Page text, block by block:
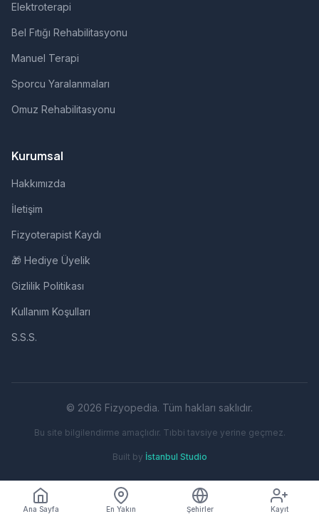
Elektroterapi
Bel Fıtığı Rehabilitasyonu
Manuel Terapi
Sporcu Yaralanmaları
Omuz Rehabilitasyonu
Kurumsal
Hakkımızda
İletişim
Fizyoterapist Kaydı
🎁 Hediye Üyelik
Gizlilik Politikası
Kullanım Koşulları
S.S.S.
© 2026 Fizyopedia. Tüm hakları saklıdır.
Bu site bilgilendirme amaçlıdır. Tıbbi tavsiye yerine geçmez.
Built by İstanbul Studio
Ana Sayfa En Yakın Şehirler Kayıt